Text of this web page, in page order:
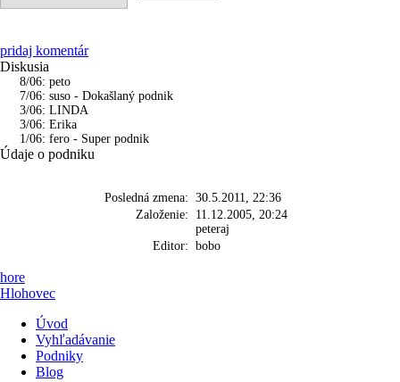
pridaj komentár
Diskusia
8/06: peto
7/06: suso - Dokašlaný podnik
3/06: LINDA
3/06: Erika
1/06: fero - Super podnik
Údaje o podniku
Posledná zmena: 30.5.2011, 22:36
Založenie: 11.12.2005, 20:24
peteraj
Editor: bobo
hore
Hlohovec
Úvod
Vyhľadávanie
Podniky
Blog